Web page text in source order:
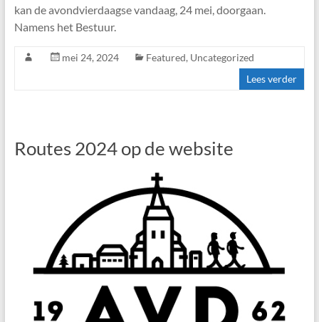
kan de avondvierdaagse vandaag, 24 mei, doorgaan.
Namens het Bestuur.
mei 24, 2024 Featured, Uncategorized
Lees verder
Routes 2024 op de website